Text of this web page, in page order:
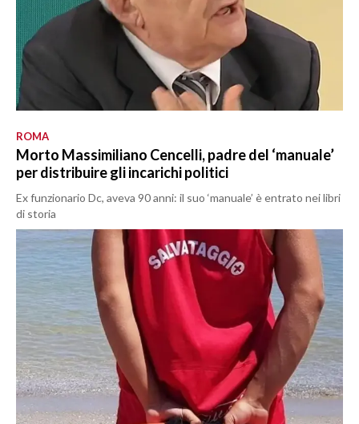
ROMA
Morto Massimiliano Cencelli, padre del ‘manuale’
per distribuire gli incarichi politici
Ex funzionario Dc, aveva 90 anni: il suo ‘manuale’ è entrato nei libri
di storia